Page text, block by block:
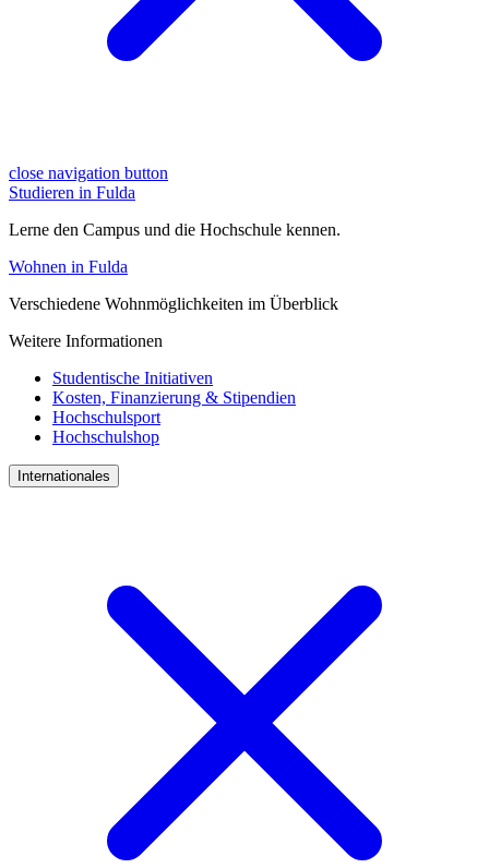
close navigation button
Studieren in Fulda
Lerne den Campus und die Hochschule kennen.
Wohnen in Fulda
Verschiedene Wohnmöglichkeiten im Überblick
Weitere Informationen
Studentische Initiativen
Kosten, Finanzierung & Stipendien
Hochschulsport
Hochschulshop
Internationales